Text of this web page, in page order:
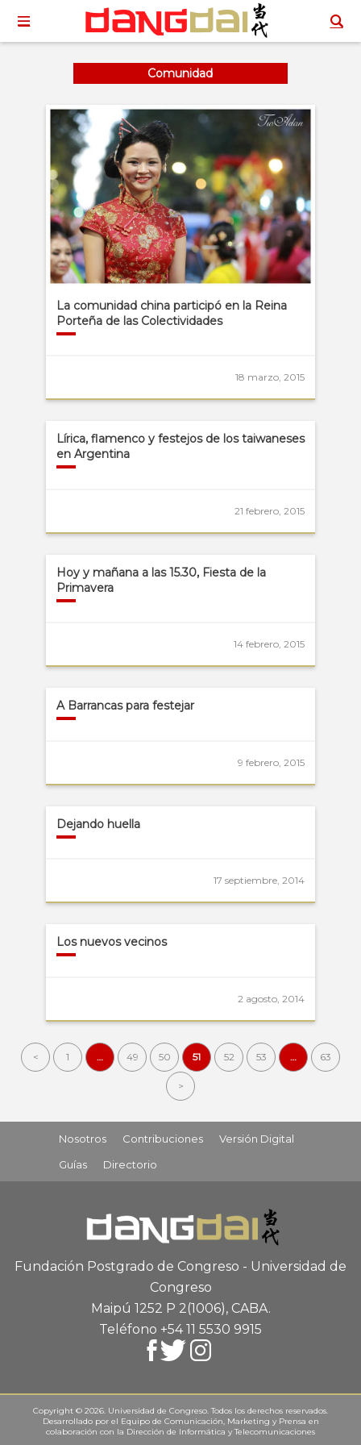
Comunidad
La comunidad china participó en la Reina
Porteña de las Colectividades
18 marzo, 2015
Lírica, flamenco y festejos de los taiwaneses
en Argentina
21 febrero, 2015
Hoy y mañana a las 15.30, Fiesta de la
Primavera
14 febrero, 2015
A Barrancas para festejar
9 febrero, 2015
Dejando huella
17 septiembre, 2014
Los nuevos vecinos
2 agosto, 2014
< 1 … 49 50 51 52 53 … 63
>
Nosotros Contribuciones
Versión Digital
Guías
Directorio
Fundación Postgrado de Congreso - Universidad de
Congreso
Maipú 1252 P 2(1006), CABA.
Teléfono +54 11 5530 9915
Copyright © 2026. Universidad de Congreso. Todos los derechos reservados.
Desarrollado por el Equipo de Comunicación, Marketing y Prensa en
colaboración con la Dirección de Informática y Telecomunicaciones